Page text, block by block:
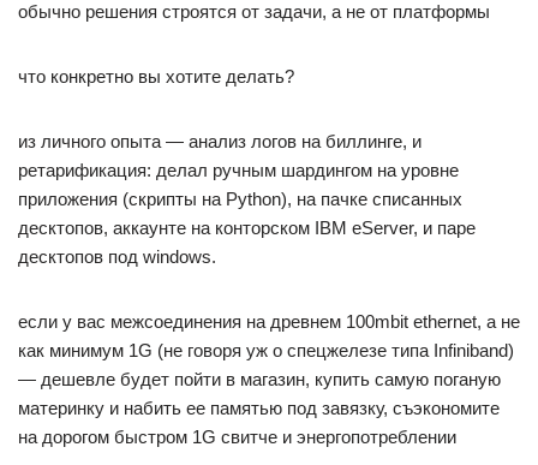
обычно решения строятся от задачи, а не от платформы
что конкретно вы хотите делать?
из личного опыта — анализ логов на биллинге, и
ретарификация: делал ручным шардингом на уровне
приложения (скрипты на Python), на пачке списанных
десктопов, аккаунте на конторском IBM eServer, и паре
десктопов под windows.
если у вас межсоединения на древнем 100mbit ethernet, а не
как минимум 1G (не говоря уж о спецжелезе типа Infiniband)
— дешевле будет пойти в магазин, купить самую поганую
материнку и набить ее памятью под завязку, съэкономите
на дорогом быстром 1G свитче и энергопотреблении